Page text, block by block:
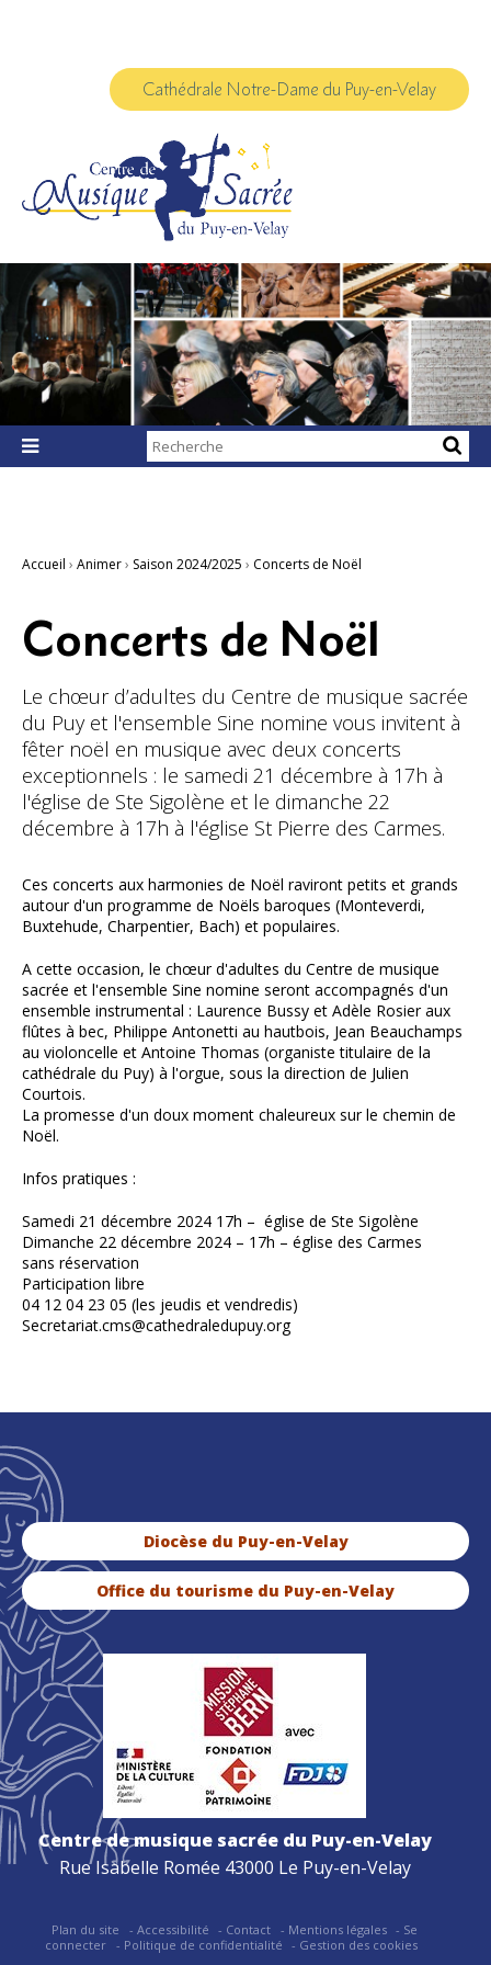
Cathédrale Notre-Dame du Puy-en-Velay

Chercher par
Recherche
Accueil › Animer› Saison 2024/2025 › Concerts de Noël
Concerts de Noël
Le chœur d’adultes du Centre de musique sacrée
du Puy et l'ensemble Sine nomine vous invitent à
fêter noël en musique avec deux concerts
exceptionnels : le samedi 21 décembre à 17h à
l'église de Ste Sigolène et le dimanche 22
décembre à 17h à l'église St Pierre des Carmes.
Ces concerts aux harmonies de Noël raviront petits et grands
autour d'un programme de Noëls baroques (Monteverdi,
Buxtehude, Charpentier, Bach) et populaires.
A cette occasion, le chœur d'adultes du Centre de musique
sacrée et l'ensemble Sine nomine seront accompagnés d'un
ensemble instrumental : Laurence Bussy et Adèle Rosier aux
flûtes à bec, Philippe Antonetti au hautbois, Jean Beauchamps
au violoncelle et Antoine Thomas (organiste titulaire de la
cathédrale du Puy) à l'orgue, sous la direction de Julien
Courtois.
La promesse d'un doux moment chaleureux sur le chemin de
Noël.
Infos pratiques :
Samedi 21 décembre 2024 17h – église de Ste Sigolène
Dimanche 22 décembre 2024 – 17h – église des Carmes
sans réservation
Participation libre
04 12 04 23 05 (les jeudis et vendredis)
Secretariat.cms@cathedraledupuy.org
Diocèse du Puy-en-Velay
Office du tourisme du Puy-en-Velay
Centre de musique sacrée du Puy-en-Velay
Rue Isabelle Romée 43000 Le Puy-en-Velay
Plan du site Accessibilité Contact Mentions légales
Se
connecter
Politique de confidentialité Gestion des cookies